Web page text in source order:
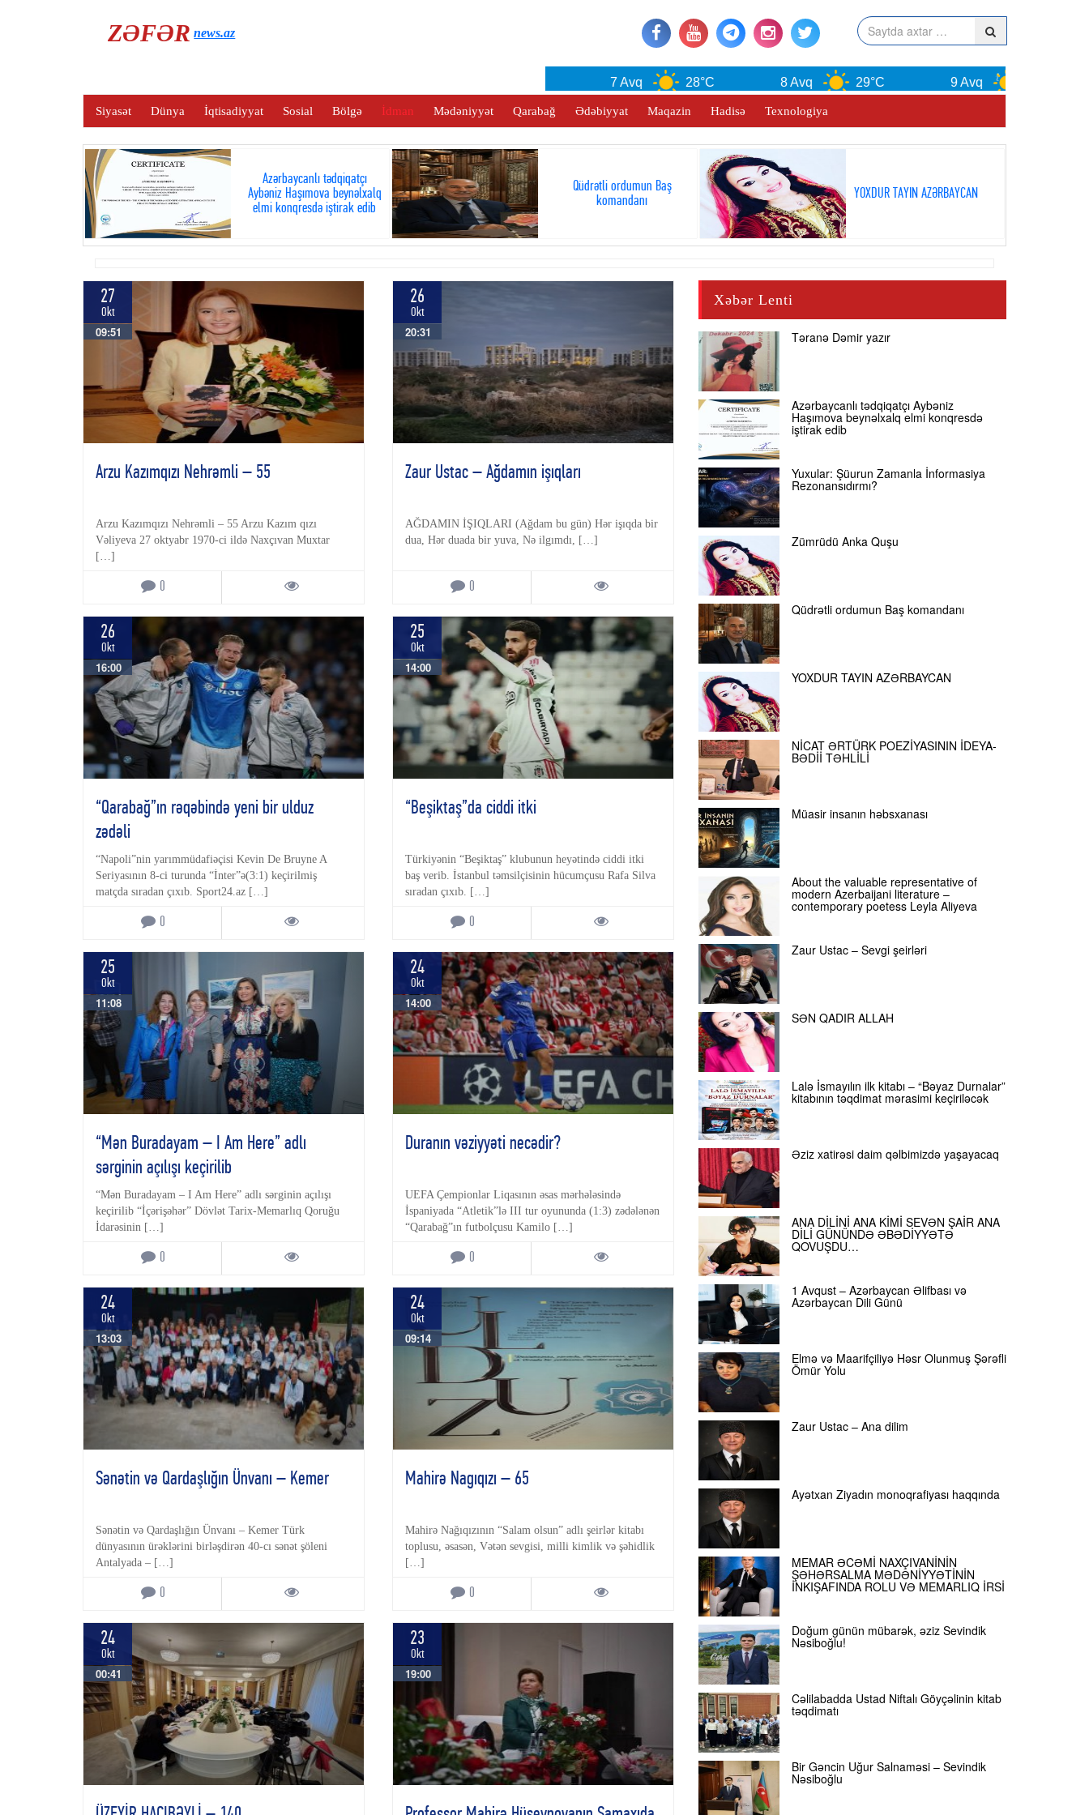
ZƏFƏRnews.az
7 Avq 28°C 8 Avq 29°C 9 Avq 30°C
Siyasət Dünya İqtisadiyyat Sosial Bölgə İdman Mədəniyyət Qarabağ Ədəbiyyat Maqazin Hadisə Texnologiya
Azərbaycanlı tədqiqatçı
Aybəniz Haşımova beynəlxalq
elmi konqresdə iştirak edib
Qüdrətli ordumun Baş
komandanı
YOXDUR TAYIN AZƏRBAYCAN
27
Okt
09:51
Arzu Kazımqızı Nehrəmli – 55
Arzu Kazımqızı Nehrəmli – 55 Arzu Kazım qızı
Vəliyeva 27 oktyabr 1970-ci ildə Naxçıvan Muxtar
[…]
0
26
Okt
20:31
Zaur Ustac – Ağdamın işıqları
AĞDAMIN İŞIQLARI (Ağdam bu gün) Hər işıqda bir
dua, Hər duada bir yuva, Nə ilgımdı, […]
0
26
Okt
16:00
“Qarabağ”ın rəqəbində yeni bir ulduz
zədəli
“Napoli”nin yarımmüdafiəçisi Kevin De Bruyne A
Seriyasının 8-ci turunda “İnter”ə(3:1) keçirilmiş
matçda sıradan çıxıb. Sport24.az […]
0
25
Okt
14:00
“Beşiktaş”da ciddi itki
Türkiyənin “Beşiktaş” klubunun heyətində ciddi itki
baş verib. İstanbul təmsilçisinin hücumçusu Rafa Silva
sıradan çıxıb. […]
0
25
Okt
11:08
“Mən Buradayam – I Am Here” adlı
sərginin açılışı keçirilib
“Mən Buradayam – I Am Here” adlı sərginin açılışı
keçirilib “İçərişəhər” Dövlət Tarix-Memarlıq Qoruğu
İdarəsinin […]
0
24
Okt
14:00
Duranın vəziyyəti necədir?
UEFA Çempionlar Liqasının əsas mərhələsində
İspaniyada “Atletik”lə III tur oyununda (1:3) zədələnən
“Qarabağ”ın futbolçusu Kamilo […]
0
24
Okt
13:03
Sənətin və Qardaşlığın Ünvanı – Kemer
Sənətin və Qardaşlığın Ünvanı – Kemer Türk
dünyasının ürəklərini birləşdirən 40-cı sənət şöleni
Antalyada – […]
0
24
Okt
09:14
Mahirə Nagıqızı – 65
Mahirə Nağıqızının “Salam olsun” adlı şeirlər kitabı
toplusu, əsasən, Vətən sevgisi, milli kimlik və şəhidlik
[…]
0
24
Okt
00:41
23
Okt
19:00
Xəbər Lenti
Təranə Dəmir yazır
Azərbaycanlı tədqiqatçı Aybəniz
Haşımova beynəlxalq elmi konqresdə
iştirak edib
Yuxular: Şüurun Zamanla İnformasiya
Rezonansıdırmı?
Zümrüdü Anka Quşu
Qüdrətli ordumun Baş komandanı
YOXDUR TAYIN AZƏRBAYCAN
NİCAT ƏRTÜRK POEZİYASININ İDEYA-
BƏDİİ TƏHLİLİ
Müasir insanın həbsxanası
About the valuable representative of
modern Azerbaijani literature –
contemporary poetess Leyla Aliyeva
Zaur Ustac – Sevgi şeirləri
SƏN QADIR ALLAH
Lalə İsmayılın ilk kitabı – “Bəyaz Durnalar”
kitabının təqdimat mərasimi keçiriləcək
Əziz xatirəsi daim qəlbimizdə yaşayacaq
ANA DİLİNİ ANA KİMİ SEVƏN ŞAİR ANA
DİLİ GÜNÜNDƏ ƏBƏDİYYƏTƏ
QOVUŞDU…
1 Avqust – Azərbaycan Əlifbası və
Azərbaycan Dili Günü
Elmə və Maarifçiliyə Həsr Olunmuş Şərəfli
Ömür Yolu
Zaur Ustac – Ana dilim
Ayətxan Ziyadın monoqrafiyası haqqında
MEMAR ƏCƏMİ NAXÇIVANİNİN
ŞƏHƏRSALMA MƏDƏNİYYƏTİNİN
İNKIŞAFINDA ROLU VƏ MEMARLIQ İRSİ
Doğum günün mübarək, əziz Sevindik
Nəsiboğlu!
Cəlilabadda Ustad Niftalı Göyçəlinin kitab
təqdimatı
Bir Gəncin Uğur Salnaməsi – Sevindik
Nəsiboğlu